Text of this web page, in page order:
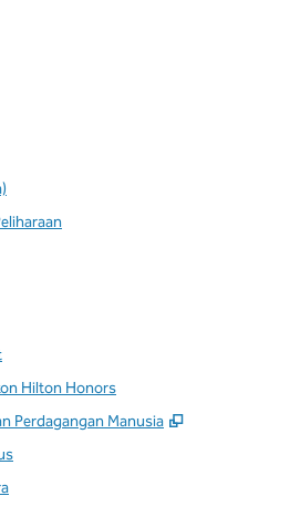
Hilton Honors
Perdagangan Manusia
,